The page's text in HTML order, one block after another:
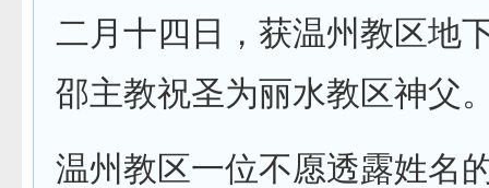
二月十四日，获温州教区地
邵主教祝圣为丽水教区神父
温州教区一位不愿透露姓名